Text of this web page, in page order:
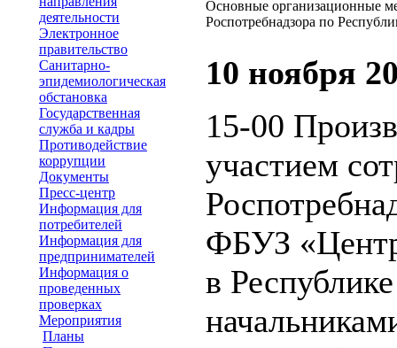
деятельности
Электронное
правительство
Санитарно-
эпидемиологическая
обстановка
Государственная
служба и кадры
Противодействие
коррупции
Документы
Пресс-центр
Информация для
потребителей
Информация для
предпринимателей
Информация о
проведенных
проверках
Мероприятия
Планы
Основные организационные
Роспотребнадзора по
10 ноября
15-00
участием
ФБУЗ
в